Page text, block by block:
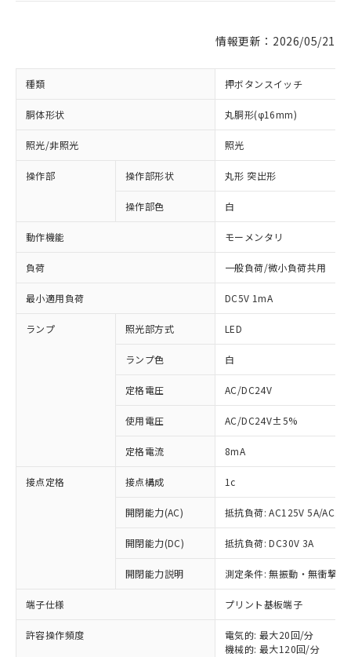
情報更新：2026/05/21
種類 押ボタンスイッチ
胴体形状 丸胴形(φ16mm)
照光/非照光 照光
操作部 操作部形状 丸形 突出形
操作部色 白
動作機能 モーメンタリ
負荷 一般負荷/微小負荷共用
最小適用負荷 DC5V 1mA
ランプ 照光部方式 LED
ランプ色 白
定格電圧 AC/DC24V
使用電圧 AC/DC24V±5%
定格電流 8mA
接点定格 接点構成 1c
開閉能力(AC) 抵抗負荷: AC125V 5A/
開閉能力(DC) 抵抗負荷: DC30V 3A
開閉能力説明 測定条件: 無振動・無衝撃
端子仕様 プリント基板端子
許容操作頻度
電気的: 最大20回/分
機械的: 最大120回/分
※1 対応状況
対応済み：EU RoHS指令（10物質）の
非含有に対応した製品が提供可能な商品で
す。